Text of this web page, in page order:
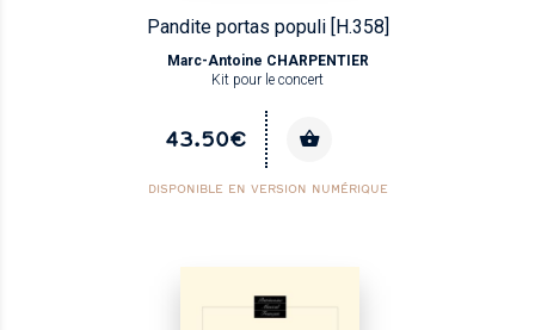
Pandite portas populi [H.358]
Marc-Antoine CHARPENTIER
Kit pour le concert
43.50€
DISPONIBLE EN VERSION NUMÉRIQUE